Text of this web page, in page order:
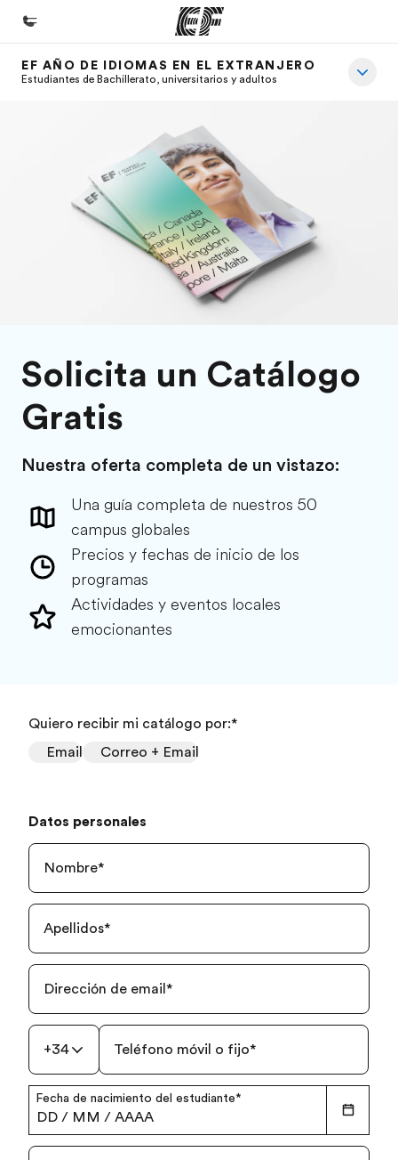
Inicio
Ver todo lo que hacemos
Encuentra una oficina
Únete al equipo
EF AÑO DE IDIOMAS EN EL EXTRANJERO
Estudiantes de Bachillerato, universitarios y adultos
Solicita un Catálogo
Gratis
Nuestra oferta completa de un vistazo:
Una guía completa de nuestros 50
campus globales
Precios y fechas de inicio de los
programas
Actividades y eventos locales
emocionantes
Quiero recibir mi catálogo por:*
Email
Correo + Email
Datos personales
Nombre*
Apellidos*
Dirección de email *
+34 Teléfono móvil o fijo*
Fecha de nacimiento del estudiante*
DD / MM / AAAA